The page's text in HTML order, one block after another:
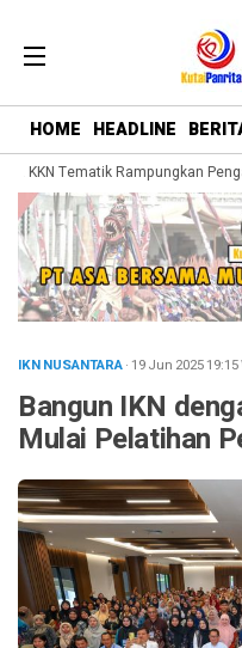
HOME HEADLINE
KKN Tematik Rampungkan
IKN NUSANTARA· 19 Jun 202519:15
Bangun IKN
Mulai Pelatihan